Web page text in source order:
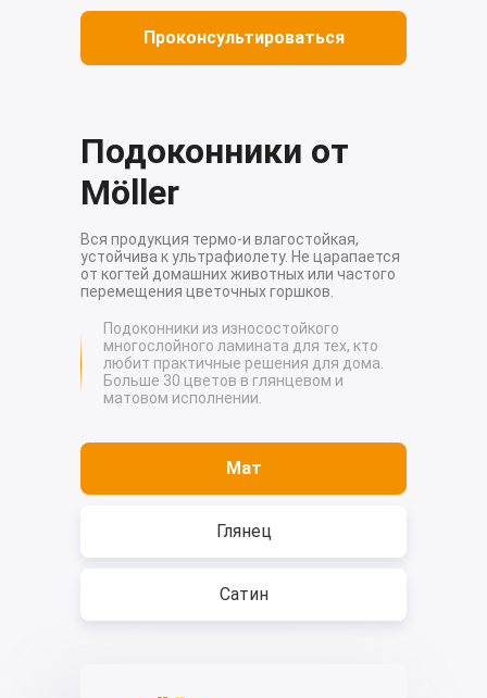
Проконсультироваться
Подоконники от
Möller
Подоконники из износостойкого
многослойного ламината для тех, кто
любит практичные решения для дома.
Больше 30 цветов в глянцевом и
матовом исполнении.
Мат
Глянец
Сатин
Вся продукция термо-и влагостойкая,
устойчива к ультрафиолету. Не царапается
от когтей домашних животных или частого
перемещения цветочных горшков.